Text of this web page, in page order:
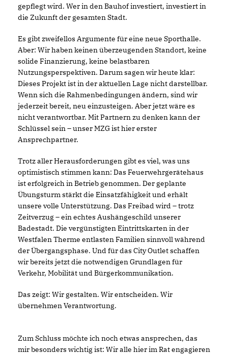
gepflegt wird. Wer in den Bauhof investiert, investiert in
die Zukunft der gesamten Stadt.
Es gibt zweifellos Argumente für eine neue Sporthalle.
Aber: Wir haben keinen überzeugenden Standort, keine
solide Finanzierung, keine belastbaren
Nutzungsperspektiven. Darum sagen wir heute klar:
Dieses Projekt ist in der aktuellen Lage nicht darstellbar.
Wenn sich die Rahmenbedingungen ändern, sind wir
jederzeit bereit, neu einzusteigen. Aber jetzt wäre es
nicht verantwortbar. Mit Partnern zu denken kann der
Schlüssel sein – unser MZG ist hier erster
Ansprechpartner.
Trotz aller Herausforderungen gibt es viel, was uns
optimistisch stimmen kann: Das Feuerwehrgerätehaus
ist erfolgreich in Betrieb genommen. Der geplante
Übungsturm stärkt die Einsatzfähigkeit und erhält
unsere volle Unterstützung. Das Freibad wird – trotz
Zeitverzug – ein echtes Aushängeschild unserer
Badestadt. Die vergünstigten Eintrittskarten in der
Westfalen Therme entlasten Familien sinnvoll während
der Übergangsphase. Und für das City Outlet schaffen
wir bereits jetzt die notwendigen Grundlagen für
Verkehr, Mobilität und Bürgerkommunikation.
Das zeigt: Wir gestalten. Wir entscheiden. Wir
übernehmen Verantwortung.
Zum Schluss möchte ich noch etwas ansprechen, das
mir besonders wichtig ist: Wir alle hier im Rat engagieren